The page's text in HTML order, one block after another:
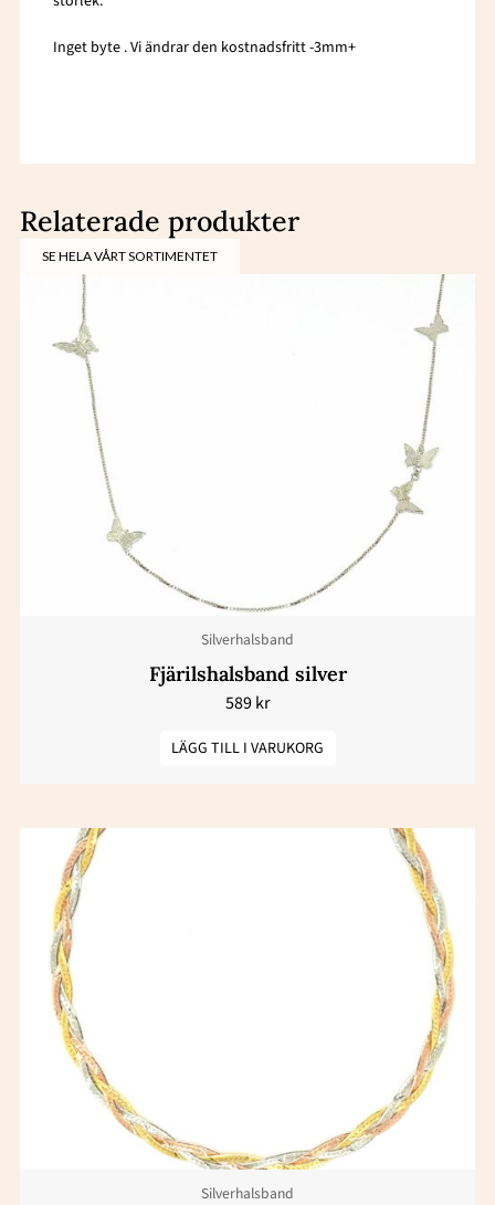
Inget byte . Vi ändrar den kostnadsfritt -3mm+
Relaterade produkter
SE HELA VÅRT SORTIMENTET
Silverhalsband
Fjärilshalsband silver
589kr
LÄGG TILL I VARUKORG
Silverhalsband